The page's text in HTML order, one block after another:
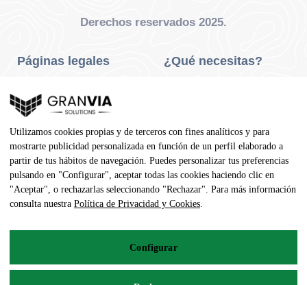
Derechos reservados 2025.
Páginas legales
Privacidad Y Cookies
Aviso Legal
Condiciones De Compra
Contacto
¿Qué necesitas?
Neumáticos Agrícola
Dirección
Utilizamos cookies propias y de terceros con fines analíticos y para
mostrarte publicidad personalizada en función de un perfil elaborado a
partir de tus hábitos de navegación. Puedes personalizar tus preferencias
pulsando en "Configurar", aceptar todas las cookies haciendo clic en
"Aceptar", o rechazarlas seleccionando "Rechazar". Para más información
consulta nuestra Política de Privacidad y Cookies.
Configurar